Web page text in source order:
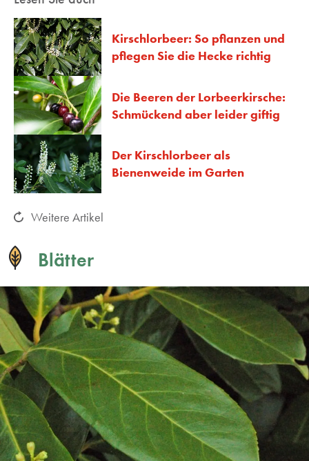
Kirschlorbeer: So pflanzen und
pflegen Sie die Hecke richtig
Die Beeren der Lorbeerkirsche:
Schmückend aber leider giftig
Der Kirschlorbeer als
Bienenweide im Garten
Weitere Artikel
Blätter